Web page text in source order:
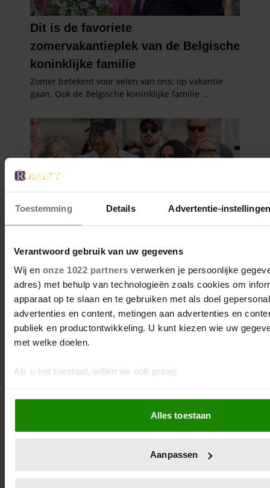
Toestemming Details Advertentie-instellingen
Verantwoord gebruik van uw gegevens
Wij en onze 1022 partners verwerken je persoonlijke
adres) met behulp van technologieën zoals cookies om
apparaat op te slaan en te gebruiken met als doel
advertenties en content, metingen aan advertenties en
publiek en productontwikkeling. U kunt kiezen wie uw
met welke doelen.
Als u het toestaat, willen we ook graag:
meter nauwkeurig kan zijn
Uw apparaat identificeren door het actief te scannen
eigenschappen (fingerprinting)
in. U kunt uw
Alles toestaan
Aanpassen